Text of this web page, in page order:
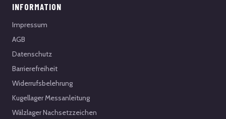
INFORMATION
Impressum
AGB
Datenschutz
Barrierefreiheit
Widerrufsbelehrung
Kugellager Messanleitung
Wälzlager Nachsetzzeichen